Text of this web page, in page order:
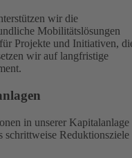
wir die
Mobilitätslösungen
Projekte und Initiativen,
wir auf langfristige
in unserer Kapitalanlage
schrittweise Reduktionsziele